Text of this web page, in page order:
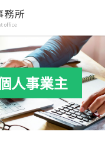
人事業主